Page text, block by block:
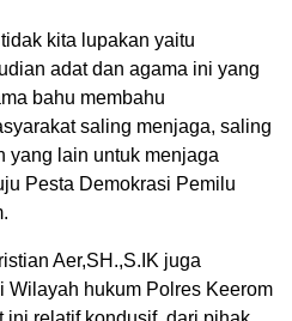
kita lupakan yaitu
adat dan agama ini yang
bahu membahu
saling menjaga, saling
yang lain untuk menjaga
Pesta Demokrasi Pemilu
Aer,SH.,S.IK juga
Wilayah hukum Polres Keerom